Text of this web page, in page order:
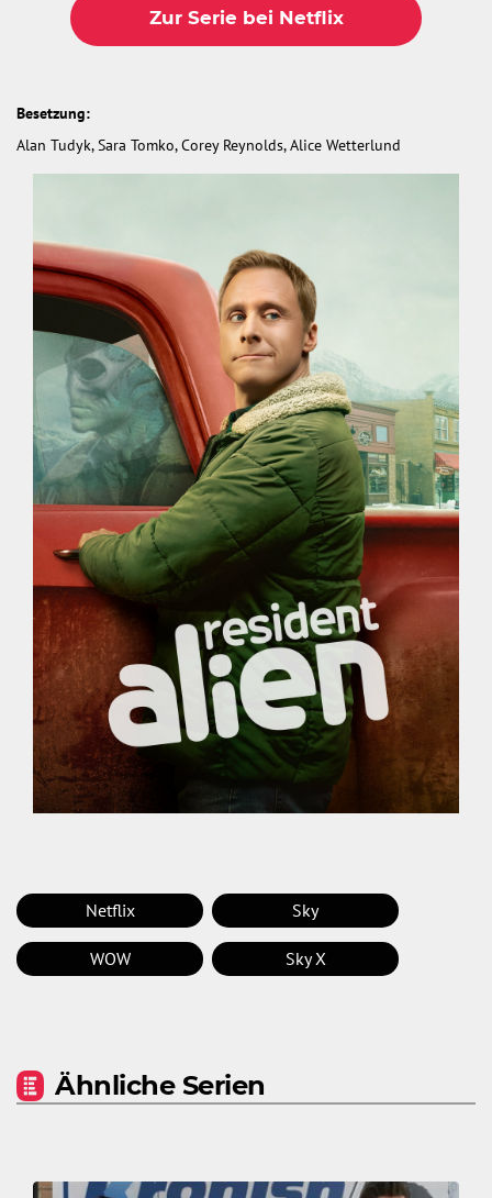
Zur Serie bei Netflix
Besetzung:
Alan Tudyk, Sara Tomko, Corey Reynolds, Alice Wetterlund
Netflix Sky
WOW Sky X
Ähnliche Serien